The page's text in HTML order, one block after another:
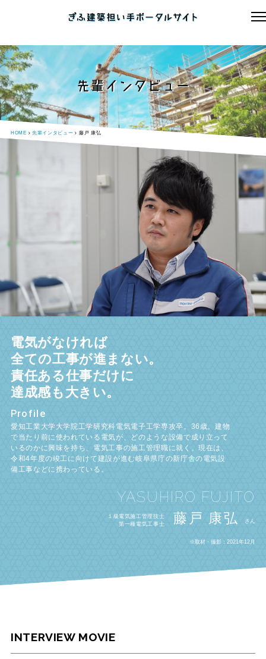
先輩インタビュー
HOME 先輩インタビュー 藤戸 康弘
電気がなければ
全ての工事が進まない。
責任ある仕事だけに
達成感も大きい。
Profile
愛知工業大学大学院工学研究科電気電子工学専攻卒。36歳。建物
で当たり前に使われている電気が、どのような設備で成り立って
いるのかに興味を持ち、電気工事の施工管理職に就く。現在は、
令和4年度の竣工に向けて建設が進む岐阜県庁の新庁舎の電気設
備工事などに携わっている。
YASUHIRO FUJITO
１級電気施工管理技士
第一種電気工事士
藤戸 康弘 さん
※取材・撮影：2021年12月
INTERVIEW MOVIE